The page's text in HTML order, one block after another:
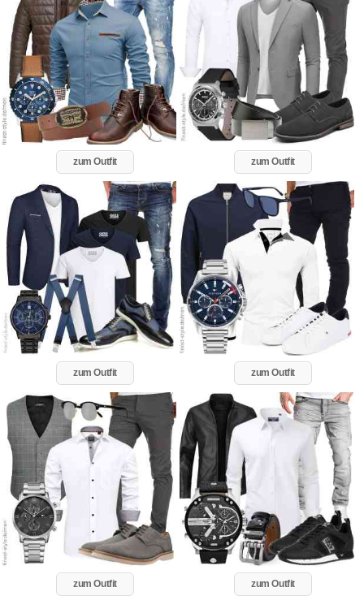
zum Outfit zum Outfit
zum Outfit zum Outfit
zum Outfit zum Outfit